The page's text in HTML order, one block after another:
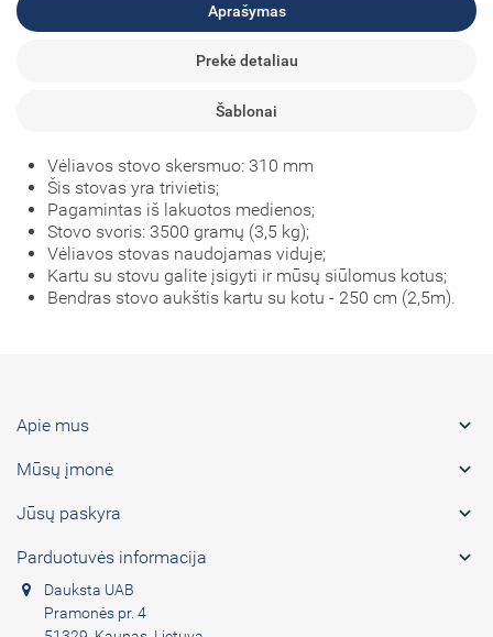
Aprašymas
Prekė detaliau
Šablonai
Vėliavos stovo skersmuo: 310 mm
Šis stovas yra trivietis;
Pagamintas iš lakuotos medienos;
Stovo svoris: 3500 gramų (3,5 kg);
Vėliavos stovas naudojamas viduje;
Kartu su stovu galite įsigyti ir mūsų siūlomus kotus;
Bendras stovo aukštis kartu su kotu - 250 cm (2,5m).
Apie mus 
Mūsų įmonė 
Jūsų paskyra 
Parduotuvės informacija 
Dauksta UAB
Pramonės pr. 4